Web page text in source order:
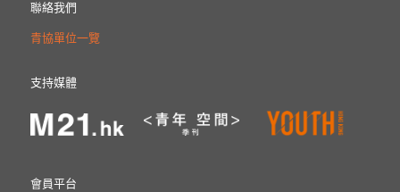
聯絡我們
青協單位一覽
支持媒體
會員平台